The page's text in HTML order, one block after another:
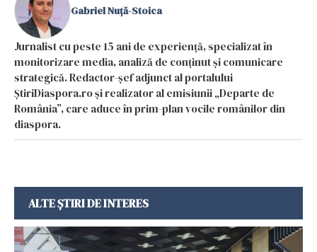
Gabriel Nuță-Stoica
Jurnalist cu peste 15 ani de experiență, specializat în
monitorizare media, analiză de conținut și comunicare
strategică. Redactor-șef adjunct al portalului
ȘtiriDiaspora.ro și realizator al emisiunii „Departe de
România”, care aduce în prim-plan vocile românilor din
diaspora.
ALTE ȘTIRI DE INTERES